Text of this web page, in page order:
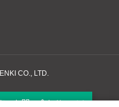
CO., LTD.
・お問い合わせ